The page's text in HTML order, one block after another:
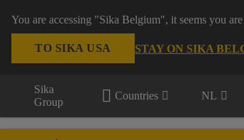
You are accessing "Sika Belgium", it seems you
TO SIKA USA STAY ON SIKA
Sika
Group
Countries NL